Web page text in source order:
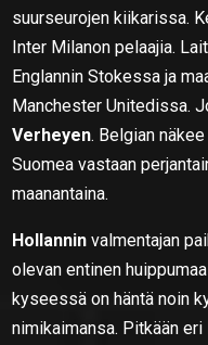
suurseurojen kiikarissa.
Inter Milanon pelaajia.
Englannin Stokessa ja
Manchester Unitedissa.
Verheyen. Belgian
Suomea vastaan
maanantaina.
Hollannin valmentajan
olevan entinen
kyseessä on häntä noin
nimikaimansa. Pitkään